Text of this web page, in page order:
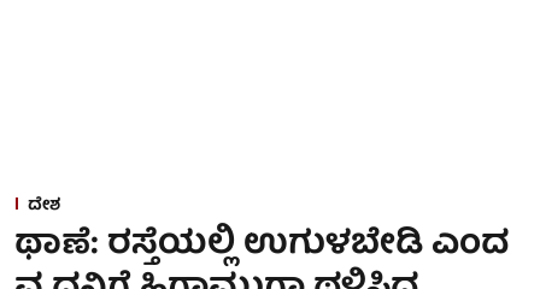
ದೇಶ
ಥಾಣೆ: ರಸ್ತೆಯಲ್ಲಿ ಉಗುಳಬೇಡಿ ಎಂದ